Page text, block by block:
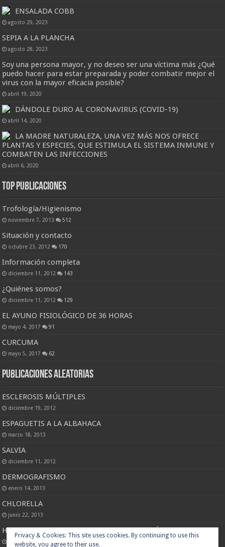
ENSALADA COBB
agosto 29, 2023
SEPIA A LA PLANCHA
agosto 28, 2023
Soy una persona mayor, y no deseo ser una víctima más ¿Qué
puedo hacer para estar preparada y poder combatir mejor el
virus con la mayor eficacia posible?
abril 19, 2020
DÁNDOLE DURO AL CORONAVIRUS (COVID-19)
abril 14, 2020
LA MADRE NATURALEZA, UNA VEZ MÁS NOS OFRECE
PLANTAS Y ESPECIES, QUE ESTIMULA EL SISTEMA INMUNE Y
COMBATEN LAS INFECCIONES
abril 6, 2020
Top Publicaciones
Trofología/Higienismo
noviembre 7, 2013 512
Situación y contacto
octubre 23, 2012 170
Información completa
diciembre 11, 2012 143
¿Quiénes somos?
diciembre 11, 2012 129
EL AYUNO FISIOLÓGICO DE 36 HORAS
mayo 4, 2017 91
CURCUMA
mayo 5, 2017 62
Publicaciones Aleatorias
ESCLEROSIS MÚLTIPLES
diciembre 19, 2012
ESPAGUETIS A LA ALBAHACA
marzo 18, 2013
SALVIA
diciembre 11, 2012
DERMOGRAFISMO
enero 14, 2013
CHLORELLA
junio 22, 2013
HIPERPLASIAS MALIGNAS LOBULILLARES ATÍPICAS DE MAMA
enero 26, 2013